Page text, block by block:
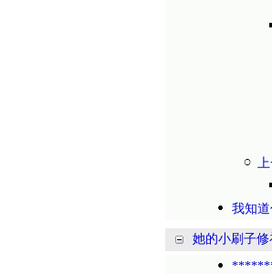
我知
她的小刷子